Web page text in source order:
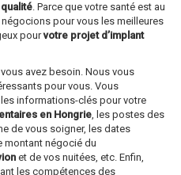
. Parce que votre santé est au
pour vous les meilleures
pourvotre projet d’implant
avez besoin. Nous vous
pour vous. Vous
informations-clés pour votre
en Hongrie, les postes des
de vous soigner, les dates
montant négocié du
et de vos nuitées, etc. Enfin,
les compétences des